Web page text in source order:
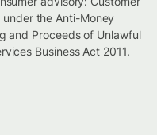
the Anti-Money
and Proceeds of Unlawful
Business Act 2011.